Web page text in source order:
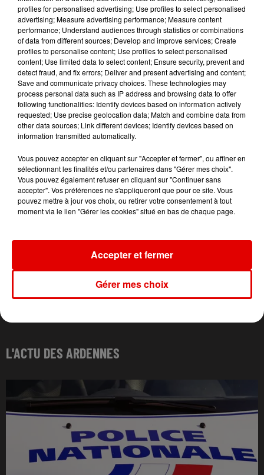
11h57
11h57
24KGOLDN
Mood
11h55
11h55
CHRISTOPHE WILLEM
Systaime
11h51
11h51
EVANESCENCE
Who Will You
Follow
L'ACTU DES ARDENNES
profiles for personalised advertising; Use profiles to select personalised
advertising; Measure advertising performance; Measure content
performance; Understand audiences through statistics or combinations
of data from different sources; Develop and improve services; Create
profiles to personalise content; Use profiles to select personalised
content; Use limited data to select content; Ensure security, prevent and
detect fraud, and fix errors; Deliver and present advertising and content;
Save and communicate privacy choices. These technologies may
process personal data such as IP address and browsing data to offer
following functionalities: Identify devices based on information actively
requested; Use precise geolocation data; Match and combine data from
other data sources; Link different devices; Identify devices based on
information transmitted automatically.
Vous pouvez accepter en cliquant sur "Accepter et fermer", ou affiner en
sélectionnant les finalités et/ou partenaires dans "Gérer mes choix".
Vous pouvez également refuser en cliquant sur "Continuer sans
accepter". Vos préférences ne s'appliqueront que pour ce site. Vous
pouvez mettre à jour vos choix, ou retirer votre consentement à tout
moment via le lien "Gérer les cookies" situé en bas de chaque page.
Gérer mes choix
Accepter et fermer